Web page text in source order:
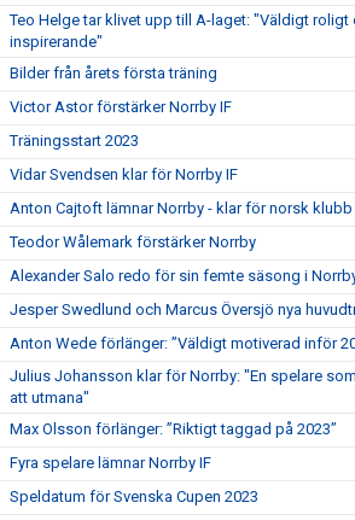
Teo Helge tar klivet upp till A-laget: "Väldigt roligt
inspirerande"
Bilder från årets första träning
Victor Astor förstärker Norrby IF
Träningsstart 2023
Vidar Svendsen klar för Norrby IF
Anton Cajtoft lämnar Norrby - klar för norsk klubb
Teodor Wålemark förstärker Norrby
Alexander Salo redo för sin femte säsong i
Jesper Swedlund och Marcus Översjö nya
Anton Wede förlänger: ”Väldigt motiverad inför
Julius Johansson klar för Norrby: "En spelare
att utmana"
Max Olsson förlänger: ”Riktigt taggad på 2023”
Fyra spelare lämnar Norrby IF
Speldatum för Svenska Cupen 2023